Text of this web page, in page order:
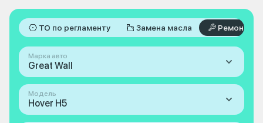
ТО по регламенту Замена масла Ремонт
Марка авто
Great Wall
Модель
Hover H5